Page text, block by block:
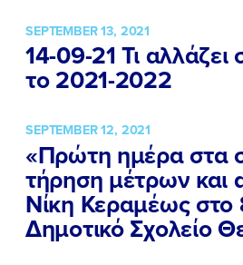
SEPTEMBER 13, 2021
14-09-21 Τι αλλάζει
το 2021-2022
SEPTEMBER 12, 2021
«Πρώτη ημέρα στα
τήρηση μέτρων και
Νίκη Κεραμέως στο
Δημοτικό Σχολείο